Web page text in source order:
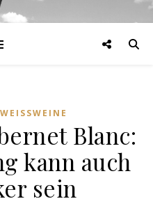
WEISSWEINE
Blanc:
kann auch
sein